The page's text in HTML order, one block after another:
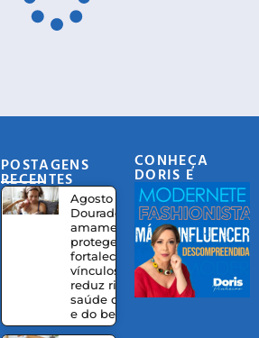
POSTAGENS
RECENTES
Agosto
Dourado:
amamentação
protege,
fortalece
vínculos e
reduz riscos à
saúde da mãe
e do bebê
CONHEÇA
DORIS E
EQUIPE